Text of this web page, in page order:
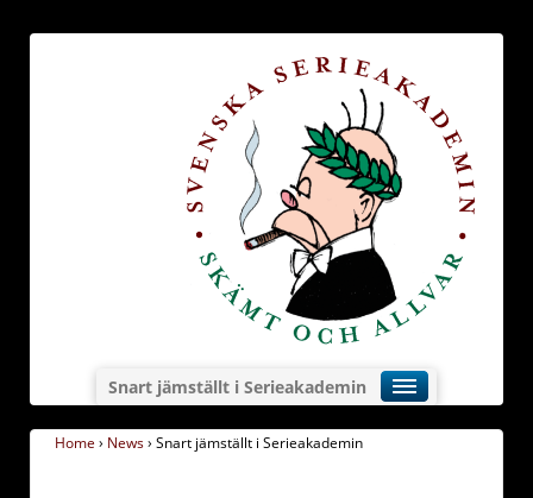
Snart jämställt i Serieakademin
Home › News› Snart jämställt i Serieakademin